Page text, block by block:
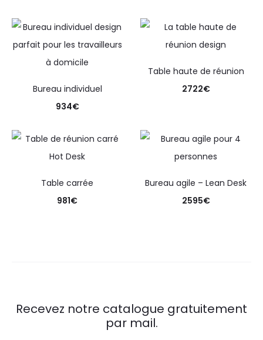
Bureau individuel
934€
Table haute de réunion
2722€
Table carrée
981€
Bureau agile – Lean Desk
2595€
Recevez notre catalogue gratuitement
par mail.